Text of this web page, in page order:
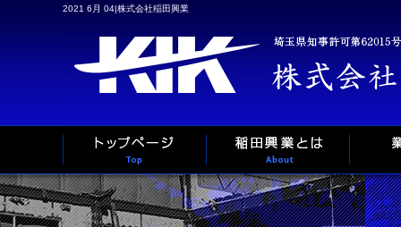
2021 6月 04|株式会社稲田興業